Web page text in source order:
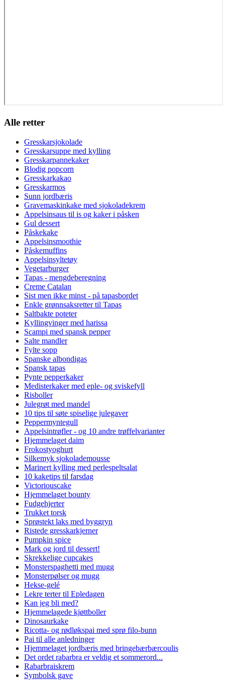
Alle retter
Gresskarsjokolade
Gresskarsuppe med kylling
Gresskarpannekaker
Blodig popcorn
Gresskarkakao
Gresskarmos
Sunn jordbæris
Gravemaskinkake med sjokoladekrem
Appelsinsaus til is og kaker i påsken
Gul dessert
Påskekake
Appelsinsmoothie
Påskemuffins
Appelsinsyltetøy
Vegetarburger
Tapas - mengdeberegning
Creme Catalan
Sist men ikke minst - på tapasbordet
Enkle grønnsaksretter til Tapas
Saltbakte poteter
Kyllingvinger med harissa
Scampi med spansk pepper
Salte mandler
Fylte sopp
Spanske albondigas
Spansk tapas
Pynte pepperkaker
Medisterkaker med eple- og sviskefyll
Risboller
Julegrøt med mandel
10 tips til søte spiselige julegaver
Peppermyntegull
Appelsintrøfler - og 10 andre trøffelvarianter
Hjemmelaget daim
Frokostyoghurt
Silkemyk sjokolademousse
Marinert kylling med perlespeltsalat
10 kaketips til farsdag
Victoriouscake
Hjemmelaget bounty
Fudgehjerter
Trukket torsk
Sprøstekt laks med byggryn
Ristede gresskarkjerner
Pumpkin spice
Mark og jord til dessert!
Skrekkelige cupcakes
Monsterspaghetti med mugg
Monsterpølser og mugg
Hekse-gelé
Lekre terter til Epledagen
Kan jeg bli med?
Hjemmelagede kjøttboller
Dinosaurkake
Ricotta- og rødløkspai med sprø filo-bunn
Pai til alle anledninger
Hjemmelaget jordbæris med bringebærbærcoulis
Det ordet rabarbra er veldig et sommerord...
Rabarbraiskrem
Symbolsk gave